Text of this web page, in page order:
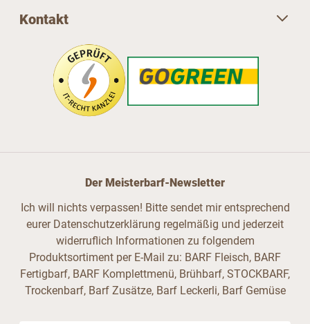
Kontakt
Der Meisterbarf-Newsletter
Ich will nichts verpassen! Bitte sendet mir entsprechend
eurer Datenschutzerklärung regelmäßig und jederzeit
widerruflich Informationen zu folgendem
Produktsortiment per E-Mail zu: BARF Fleisch, BARF
Fertigbarf, BARF Komplettmenü, Brühbarf, STOCKBARF,
Trockenbarf, Barf Zusätze, Barf Leckerli, Barf Gemüse